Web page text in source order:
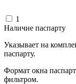
1
Наличие паспарту
Указывает на
паспарту.
Формат окна
фильтром.